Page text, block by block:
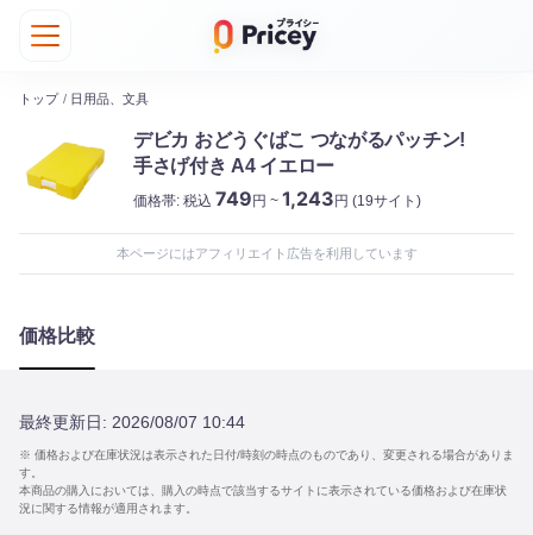
トップ / 日用品、文具
デビカ おどうぐばこ つながるパッチン!
手さげ付き A4 イエロー
価格帯: 税込 749円 ~ 1,243円 (19サイト)
本ページにはアフィリエイト広告を利用しています
価格比較
最終更新日: 2026/08/07 10:44
※ 価格および在庫状況は表示された日付/時刻の時点のものであり、変更される場合がありま
す。
本商品の購入においては、購入の時点で該当するサイトに表示されている価格および在庫状
況に関する情報が適用されます。